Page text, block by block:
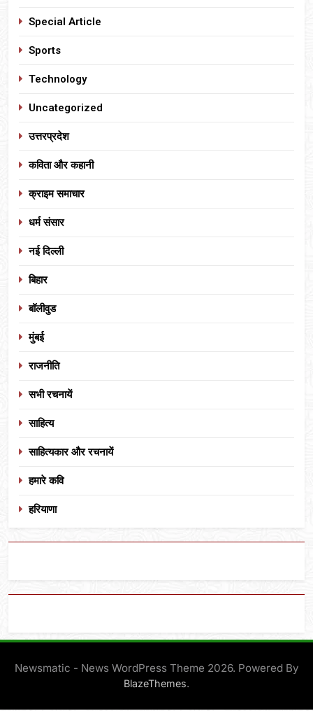
Special Article
Sports
Technology
Uncategorized
उत्तरप्रदेश
कविता और कहानी
क्राइम समाचार
धर्म संसार
नई दिल्ली
बिहार
बॉलीवुड
मुंबई
राजनीति
सभी रचनायें
साहित्य
साहित्यकार और रचनायें
हमारे कवि
हरियाणा
Newsmatic - News WordPress Theme 2026. Powered By
BlazeThemes.